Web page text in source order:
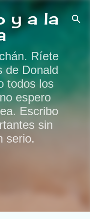
y a la
Ríete
de Donald
todos los
espero
Escribo
sin
serio.